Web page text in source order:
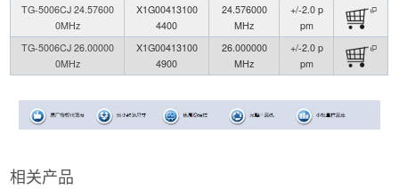
TG-5006CJ 24.57600
0MHz
X1G00413100
4400
24.576000
MHz
+/-2.0 p
pm
TG-5006CJ 26.00000
0MHz
X1G00413100
4900
26.000000
MHz
+/-2.0 p
pm
相关产品